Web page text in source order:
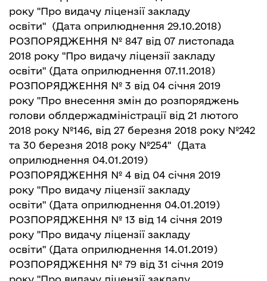
року "Про видачу ліцензії закладу
освіти" (Дата оприлюднення 29.10.2018)
РОЗПОРЯДЖЕННЯ № 847 від 07 листопада
2018 року "Про видачу ліцензії закладу
освіти" (Дата оприлюднення 07.11.2018)
РОЗПОРЯДЖЕННЯ № 3 від 04 січня 2019
року "Про внесення змін до розпоряджень
голови облдержадміністрації від 21 лютого
2018 року №146, від 27 березня 2018 року №242
та 30 березня 2018 року №254" (Дата
оприлюднення 04.01.2019)
РОЗПОРЯДЖЕННЯ № 4 від 04 січня 2019
року "Про видачу ліцензії закладу
освіти" (Дата оприлюднення 04.01.2019)
РОЗПОРЯДЖЕННЯ № 13 від 14 січня 2019
року "Про видачу ліцензії закладу
освіти" (Дата оприлюднення 14.01.2019)
РОЗПОРЯДЖЕННЯ № 79 від 31 січня 2019